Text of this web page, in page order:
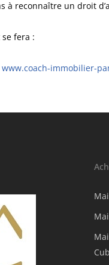
à reconnaître un droit
se fera :
www.coach-immobilier-